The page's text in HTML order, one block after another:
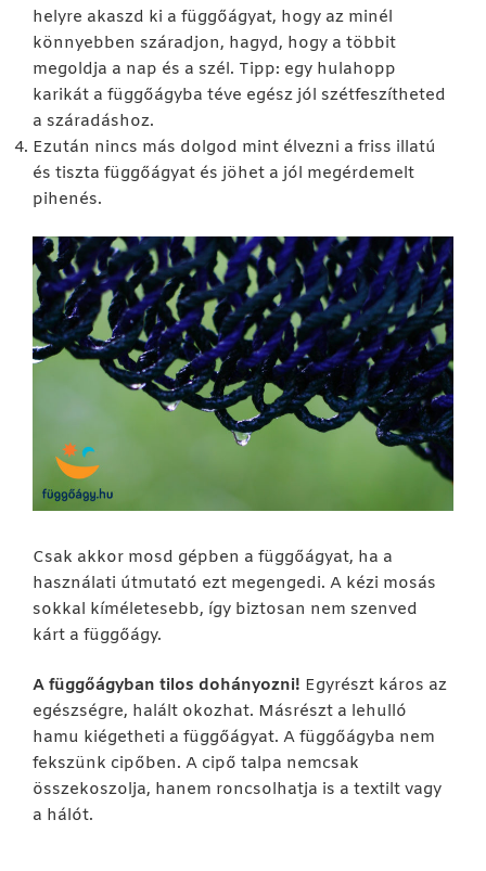
helyre akaszd ki a függőágyat, hogy az minél
könnyebben száradjon, hagyd, hogy a többit
megoldja a nap és a szél. Tipp: egy hulahopp
karikát a függőágyba téve egész jól szétfeszítheted
a száradáshoz.
Ezután nincs más dolgod mint élvezni a friss illatú
és tiszta függőágyat és jöhet a jól megérdemelt
pihenés.
Csak akkor mosd gépben a függőágyat, ha a
használati útmutató ezt megengedi. A kézi mosás
sokkal kíméletesebb, így biztosan nem szenved
kárt a függőágy.
A függőágyban tilos dohányozni! Egyrészt káros az
egészségre, halált okozhat. Másrészt a lehulló
hamu kiégetheti a függőágyat. A függőágyba nem
fekszünk cipőben. A cipő talpa nemcsak
összekoszolja, hanem roncsolhatja is a textilt vagy
a hálót.